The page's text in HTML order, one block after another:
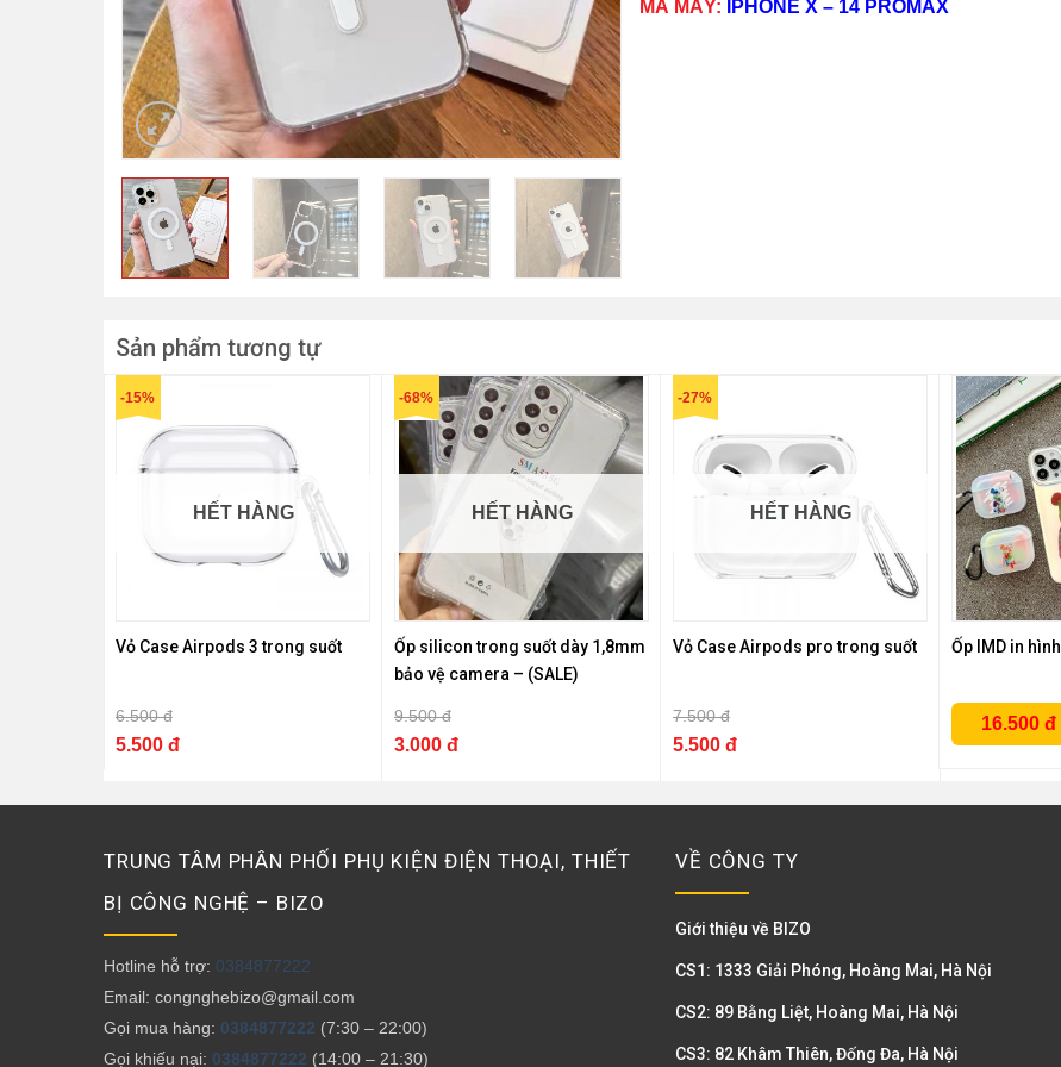
MÃ MÁY: IPHONE X – 14 PROMAX
Sản phẩm tương tự
-15%
HẾT HÀNG
Vỏ Case Airpods 3 trong suốt
6.500 đ
5.500 đ
-68%
HẾT HÀNG
Ốp silicon trong suốt dày 1,8mm
bảo vệ camera – (SALE)
9.500 đ
3.000 đ
-27%
HẾT HÀNG
Vỏ Case Airpods pro trong suốt
7.500 đ
5.500 đ
Ốp IMD in hình
16.500 đ
TRUNG TÂM PHÂN PHỐI PHỤ KIỆN ĐIỆN THOẠI, THIẾT
BỊ CÔNG NGHỆ – BIZO
Hotline hỗ trợ: 0384877222
Email: congnghebizo@gmail.com
Gọi mua hàng: 0384877222 (7:30 – 22:00)
Gọi khiếu nại: 0384877222 (14:00 – 21:30)
VỀ CÔNG TY
Giới thiệu về BIZO
CS1: 1333 Giải Phóng, Hoàng Mai, Hà Nội
CS2: 89 Bằng Liệt, Hoàng Mai, Hà Nội
CS3: 82 Khâm Thiên, Đống Đa, Hà Nội